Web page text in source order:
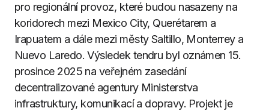
pro regionální provoz, které budou nasazeny na
koridorech mezi Mexico City, Querétarem a
Irapuatem a dále mezi městy Saltillo, Monterrey a
Nuevo Laredo. Výsledek tendru byl oznámen 15.
prosince 2025 na veřejném zasedání
decentralizované agentury Ministerstva
infrastruktury, komunikací a dopravy. Projekt je